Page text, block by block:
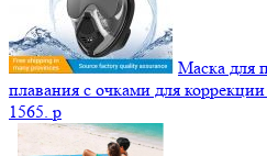
Маска для
плавания с очками для
1565. p